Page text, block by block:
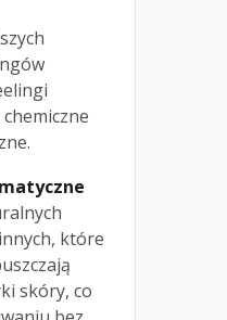
które
skóry, co